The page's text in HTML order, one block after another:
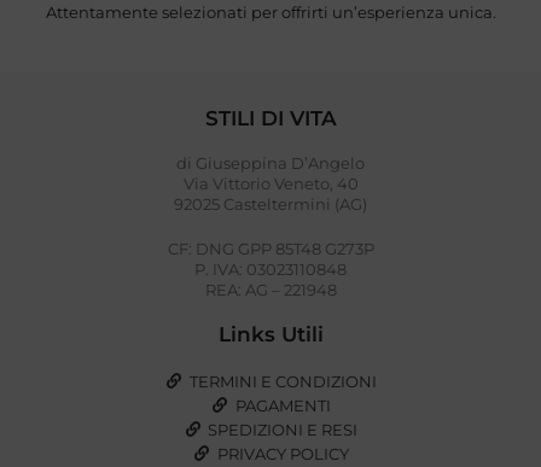
Attentamente selezionati per offrirti un’esperienza unica.
STILI DI VITA
di Giuseppina D’Angelo
Via Vittorio Veneto, 40
92025 Casteltermini (AG)
CF: DNG GPP 85T48 G273P
P. IVA: 03023110848
REA: AG – 221948
Links Utili
TERMINI E CONDIZIONI
PAGAMENTI
SPEDIZIONI E RESI
PRIVACY POLICY